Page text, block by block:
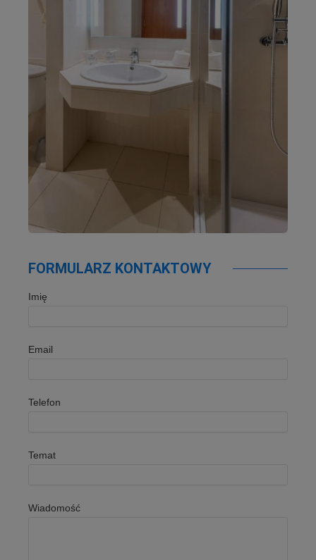
FORMULARZ KONTAKTOWY
Imię
Email
Telefon
Temat
Wiadomość